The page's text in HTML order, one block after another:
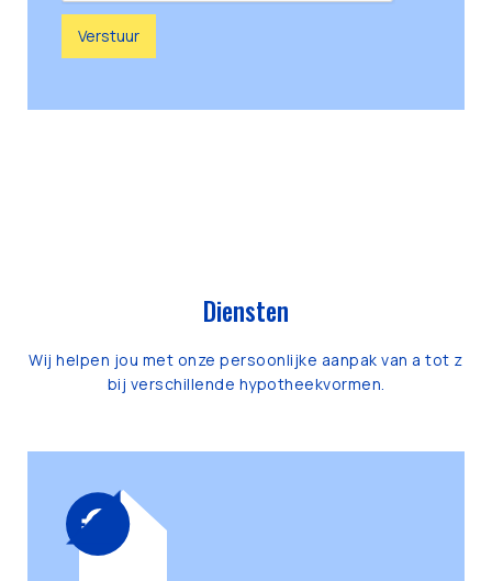
Diensten
Wij helpen jou met onze persoonlijke aanpak van a tot z
bij verschillende hypotheekvormen.